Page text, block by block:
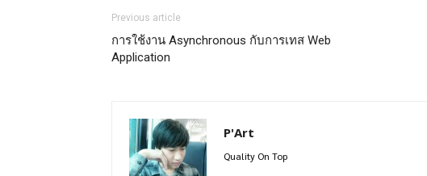
Previous article
การใช้งาน Asynchronous กับการเทส Web
Application
P'Art
Quality On Top